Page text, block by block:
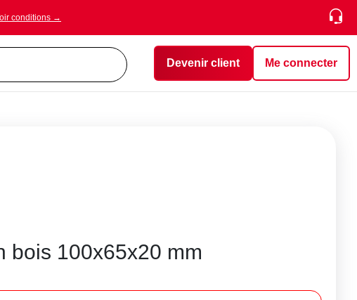
conditions →
Devenir client Me connecter
bois 100x65x20 mm